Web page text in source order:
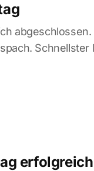
erfolgreich